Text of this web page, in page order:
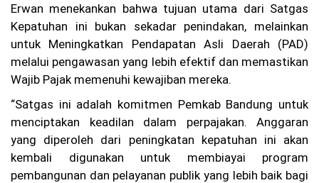
C
al
on
An
gg
a
ru
an
gk
at
an
XX
Erwan menekankan bahwa tujuan utama dari Satgas
Kepatuhan ini bukan sekadar penindakan, melainkan
untuk Meningkatkan Pendapatan Asli Daerah (PAD)
melalui pengawasan yang lebih efektif dan memastikan
Wajib Pajak memenuhi kewajiban mereka.
“Satgas ini adalah komitmen Pemkab Bandung untuk
menciptakan keadilan dalam perpajakan. Anggaran
yang diperoleh dari peningkatan kepatuhan ini akan
kembali digunakan untuk membiayai program
pembangunan dan pelayanan publik yang lebih baik bagi